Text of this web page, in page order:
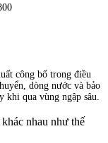
công bố trong điều
dòng nước và bảo
khi qua vùng ngập sâu.
nhau như thế